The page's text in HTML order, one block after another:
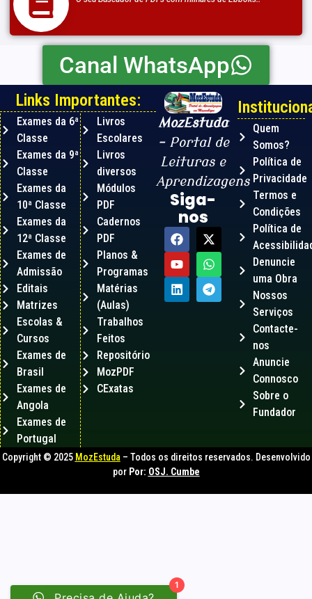
Canal WhatsApp
MozEstuda
– Portal de
Leituras e
Aprendizagens
Siga-
nos
Quem
Somos?
Política de
Privacidade
Termos e
Condições
Política de
Denuncie
uma Obra
Nossos
Serviços
Contacte-
nos
Anuncie
Connosco
Sobre o
Fundador
Links Importantes:
Exames da 6ª
Classe
Exames da 9ª
Classe
Exames da
10ª Classe
Exames da
12ª Classe
Exames de
Admissão
Editais
Matrizes
Escolas &
Cursos
Exames de
Brasil
Exames de
Angola
Exames de
Portugal
Livros
Escolares
Livros
diversos
Módulos
PDF
Cadernos
PDF
Planos &
Programas
Matérias
(Aulas)
Trabalhos
Feitos
Repositório
MozPDF
CExatas
Copyright © 2025 MozEstuda – Todos os direitos reservados. Desenvolvido
por Por: OSJ. Cumbe
1